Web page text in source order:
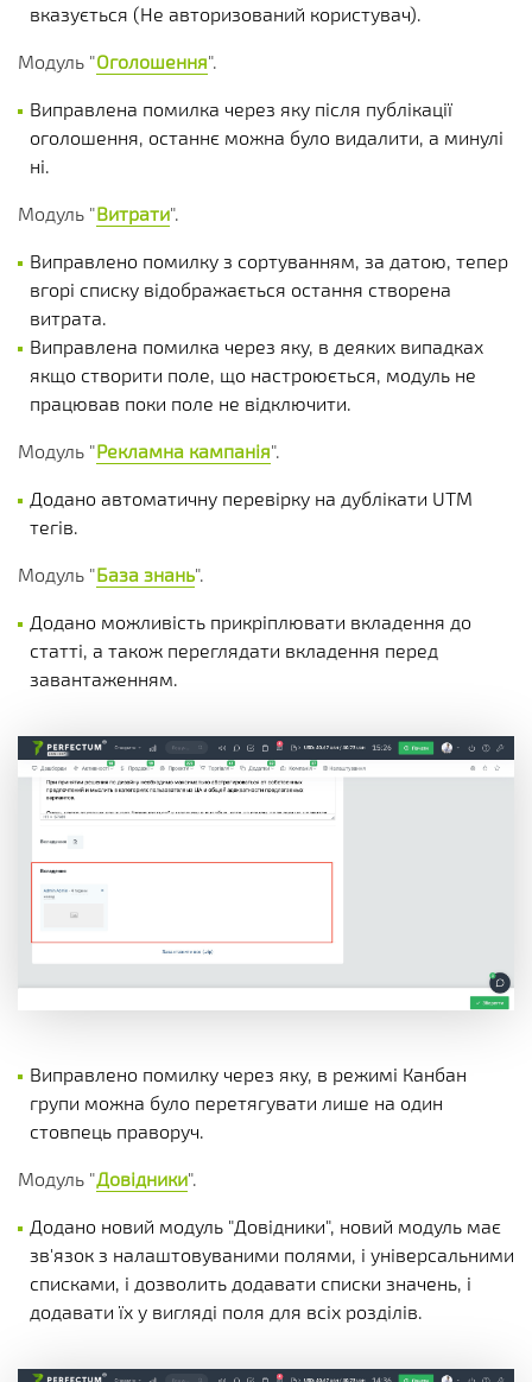
вказується (Не авторизований користувач).
Модуль "Оголошення".
Виправлена помилка через яку після публікації
оголошення, останнє можна було видалити, а минулі
ні.
Модуль "Витрати".
Виправлено помилку з сортуванням, за датою, тепер
вгорі списку відображається остання створена
витрата.
Виправлена помилка через яку, в деяких випадках
якщо створити поле, що настроюється, модуль не
працював поки поле не відключити.
Модуль "Рекламна кампанія".
Додано автоматичну перевірку на дублікати UTM
тегів.
Модуль "База знань".
Додано можливість прикріплювати вкладення до
статті, а також переглядати вкладення перед
завантаженням.
Виправлено помилку через яку, в режимі Канбан
групи можна було перетягувати лише на один
стовпець праворуч.
Модуль "Довідники".
Додано новий модуль "Довідники", новий модуль має
зв'язок з налаштовуваними полями, і універсальними
списками, і дозволить додавати списки значень, і
додавати їх у вигляді поля для всіх розділів.